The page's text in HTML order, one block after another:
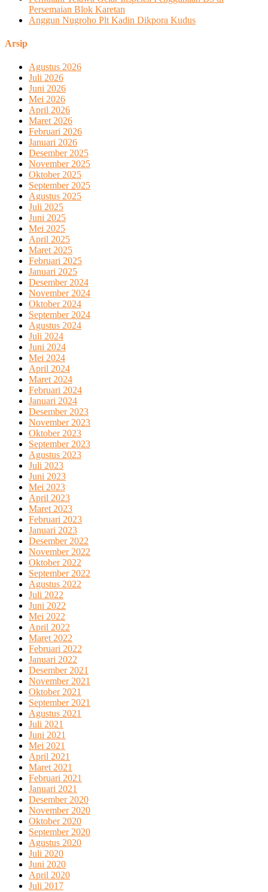
Persemaian Blok Karetan
Anggun Nugroho Plt Kadin Dikpora Kudus
Arsip
Agustus 2026
Juli 2026
Juni 2026
Mei 2026
April 2026
Maret 2026
Februari 2026
Januari 2026
Desember 2025
November 2025
Oktober 2025
September 2025
Agustus 2025
Juli 2025
Juni 2025
Mei 2025
April 2025
Maret 2025
Februari 2025
Januari 2025
Desember 2024
November 2024
Oktober 2024
September 2024
Agustus 2024
Juli 2024
Juni 2024
Mei 2024
April 2024
Maret 2024
Februari 2024
Januari 2024
Desember 2023
November 2023
Oktober 2023
September 2023
Agustus 2023
Juli 2023
Juni 2023
Mei 2023
April 2023
Maret 2023
Februari 2023
Januari 2023
Desember 2022
November 2022
Oktober 2022
September 2022
Agustus 2022
Juli 2022
Juni 2022
Mei 2022
April 2022
Maret 2022
Februari 2022
Januari 2022
Desember 2021
November 2021
Oktober 2021
September 2021
Agustus 2021
Juli 2021
Juni 2021
Mei 2021
April 2021
Maret 2021
Februari 2021
Januari 2021
Desember 2020
November 2020
Oktober 2020
September 2020
Agustus 2020
Juli 2020
Juni 2020
April 2020
Juli 2017